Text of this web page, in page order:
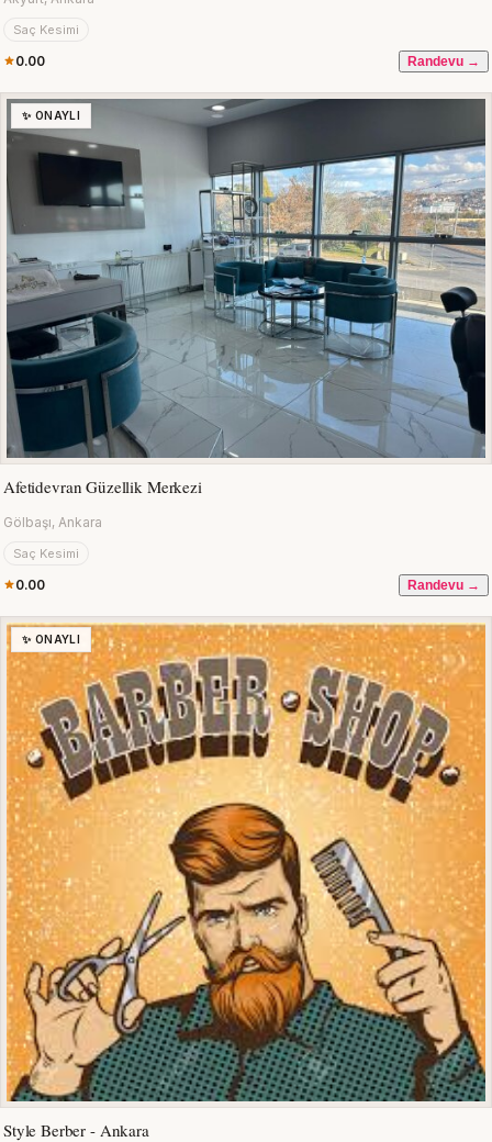
Saç Kesimi
0.00 Randevu →
✨ ONAYLI
Afetidevran Güzellik Merkezi
Gölbaşı, Ankara
Saç Kesimi
0.00 Randevu →
✨ ONAYLI
Style Berber - Ankara